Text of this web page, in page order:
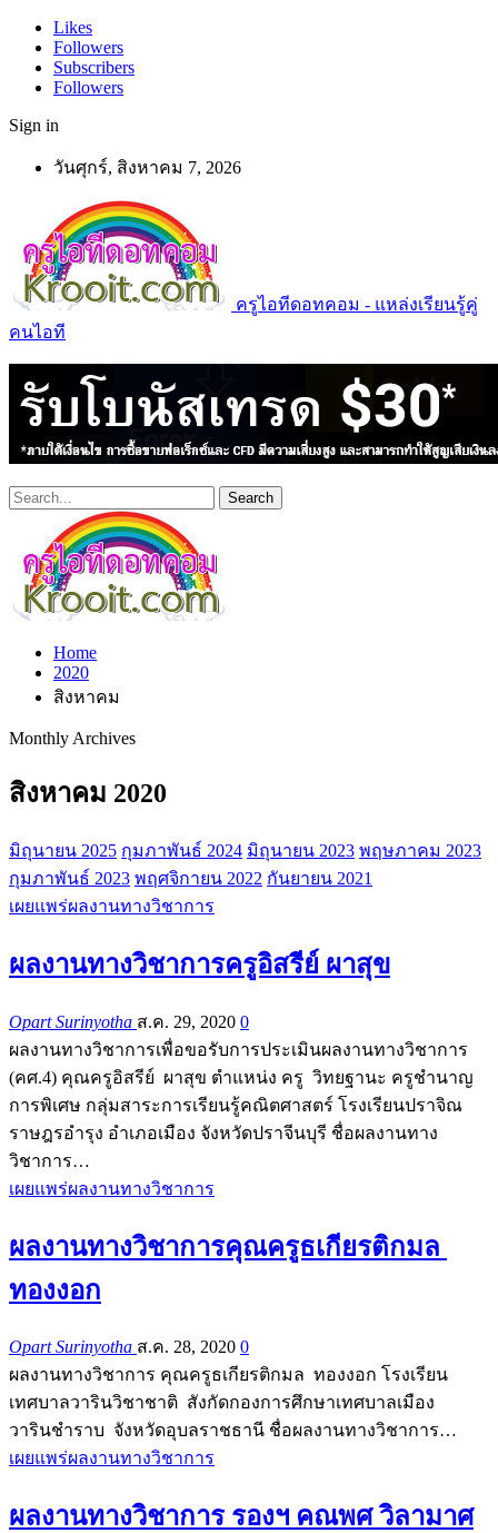
Likes
Followers
Subscribers
Followers
Sign in
วันศุกร์, สิงหาคม 7, 2026
ครูไอทีดอทคอม - แหล่งเรียนรู้คู่
คนไอที
Home
2020
สิงหาคม
Monthly Archives
สิงหาคม 2020
มิถุนายน 2025 กุมภาพันธ์ 2024 มิถุนายน 2023 พฤษภาคม 2023
กุมภาพันธ์ 2023 พฤศจิกายน 2022 กันยายน 2021
เผยแพร่ผลงานทางวิชาการ
ผลงานทางวิชาการครูอิสรีย์ ผาสุข
Opart Surinyotha ส.ค. 29, 2020 0
ผลงานทางวิชาการเพื่อขอรับการประเมินผลงานทางวิชาการ
(คศ.4) คุณครูอิสรีย์ ผาสุข ตำแหน่ง ครู วิทยฐานะ ครูชำนาญ
การพิเศษ กลุ่มสาระการเรียนรู้คณิตศาสตร์ โรงเรียนปราจิณ
ราษฎรอำรุง อำเภอเมือง จังหวัดปราจีนบุรี ชื่อผลงานทาง
วิชาการ…
เผยแพร่ผลงานทางวิชาการ
ผลงานทางวิชาการคุณครูธเกียรติกมล
ทองงอก
Opart Surinyotha ส.ค. 28, 2020 0
ผลงานทางวิชาการ คุณครูธเกียรติกมล ทองงอก โรงเรียน
เทศบาลวารินวิชาชาติ สังกัดกองการศึกษาเทศบาลเมือง
วารินชำราบ จังหวัดอุบลราชธานี ชื่อผลงานทางวิชาการ…
เผยแพร่ผลงานทางวิชาการ
ผลงานทางวิชาการ รองฯ คณพศ วิลามาศ